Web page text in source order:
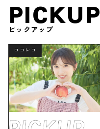
PICKUP
ピックアップ
ロコレコ